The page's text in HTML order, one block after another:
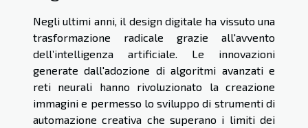
Negli ultimi anni, il design digitale ha vissuto una
trasformazione radicale grazie all'avvento
dell’intelligenza artificiale. Le innovazioni
generate dall'adozione di algoritmi avanzati e
reti neurali hanno rivoluzionato la creazione
immagini e permesso lo sviluppo di strumenti di
automazione creativa che superano i limiti dei